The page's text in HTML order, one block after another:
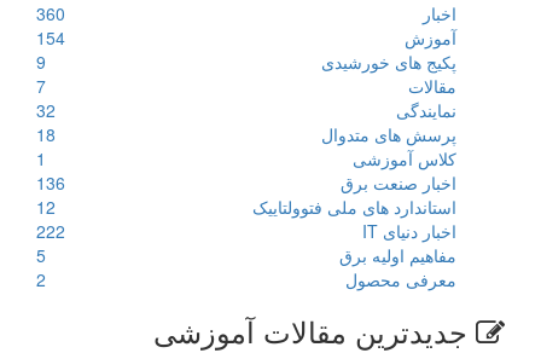
اخبار
360
آموزش
154
پکیج های خورشیدی
9
مقالات
7
نمایندگی
32
پرسش های متدوال
18
کلاس آموزشی
1
اخبار صنعت برق
136
استاندارد های ملی فتوولتاییک
12
اخبار دنیای IT
222
مفاهیم اولیه برق
5
معرفی محصول
2
جدیدترین مقالات آموزشی